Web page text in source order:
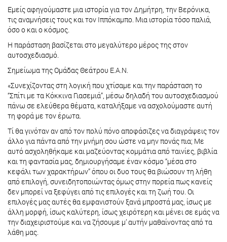
Εμείς αφηγούμαστε μια ιστορία για τον Δημήτρη, την Βερόνικα,
τις αναμνήσεις τους και τον Ιππόκαμπο. Μια ιστορία τόσο παλιά,
όσο ο και ο κόσμος.
Η παράσταση βασίζεται στο μεγαλύτερο μέρος της στον
αυτοσχεδιασμό.
Σημείωμα της Ομάδας Θεάτρου Ε.Α.Ν.
«Συνεχίζοντας στη λογική που χτίσαμε και την παράσταση το
“Σπίτι με τα Κόκκινα Γιασεμιά”, μέσω δηλαδή του αυτοσχεδιασμού
πάνω σε ελεύθερα θέματα, καταλήξαμε να ασχολούμαστε αυτή
τη φορά με τον έρωτα.
Τί θα γινόταν αν από τον πολύ πόνο αποφάσιζες να διαγράψεις τον
άλλο για πάντα από την μνήμη σου ώστε να μην πονάς πια; Με
αυτό ασχοληθήκαμε και μαζεύοντας κομμάτια από ταινίες, βιβλία
και τη φαντασία μας, δημιουργήσαμε έναν κόσμο “μέσα στο
κεφάλι των χαρακτήρων” όπου οι δυο τους θα βιώσουν τη λήθη
από επιλογή, συνειδητοποιώντας όμως στην πορεία πως κανείς
δεν μπορεί να ξεφύγει από τις επιλογές και τη ζωή του. Οι
επιλογές μας αυτές θα εμφανιστούν ξανά μπροστά μας, ίσως με
άλλη μορφή, ίσως καλύτερη, ίσως χειρότερη και μένει σε εμάς να
την διαχειριστούμε και να ζήσουμε μ’ αυτήν μαθαίνοντας από τα
λάθη μας.